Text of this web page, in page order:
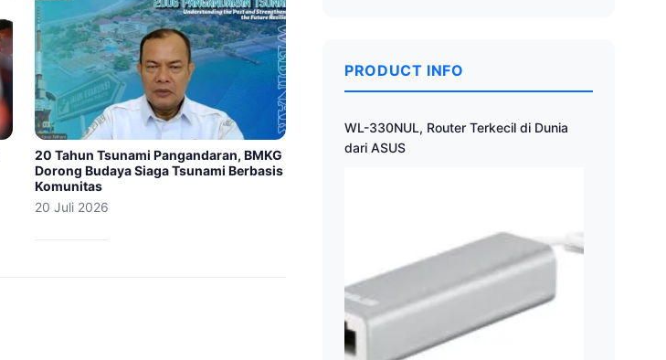
20 Tahun Tsunami Pangandaran, BMKG
Dorong Budaya Siaga Tsunami Berbasis
Komunitas
20 Juli 2026
PRODUCT INFO
WL-330NUL, Router Terkecil di Dunia
dari ASUS